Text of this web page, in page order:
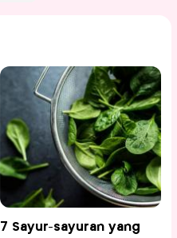
7 Sayur-sayuran yang